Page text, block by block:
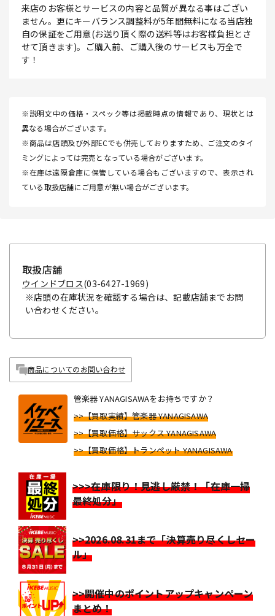
来店のお客様とサービスの内容と品質が異なる事はござい
ません。更にキーバランス調整料が5年間無料になる当店独
自の保証をご用意(お送り頂く際の送料等はお客様負担とさ
せて頂きます)。ご購入前、ご購入後のサービスも万全で
す！
※説明文中の価格・スペック等は掲載時点の情報であり、現状とは
異なる場合がございます。
※商品は店頭及び外部ECでも併売しておりますため、ご注文のタイ
ミングによっては完売となっている場合がございます。
※在庫は遠隔倉庫に保管している場合もございますので、表示され
ている取扱店舗にご用意が無い場合がございます。
取扱店舗
ウインドブロス(03-6427-1969)
※店頭の在庫状況を確認する場合は、記載店舗までお問
い合わせください。
商品についてのお問い合わせ
管楽器 YANAGISAWAをお持ちですか？
>>【買取実績】管楽器 YANAGISAWA
>>【買取価格】サックス YANAGISAWA
>>【買取価格】トランペット YANAGISAWA
>>>在庫限り！見逃し厳禁！「在庫一掃
最終処分」
>>2026.08.31まで「決算売り尽くしセー
ル」
>>開催中のポイントアップキャンペーン
まとめ！